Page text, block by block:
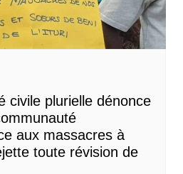
civile plurielle dénonce
aux massacres à
toute révision de